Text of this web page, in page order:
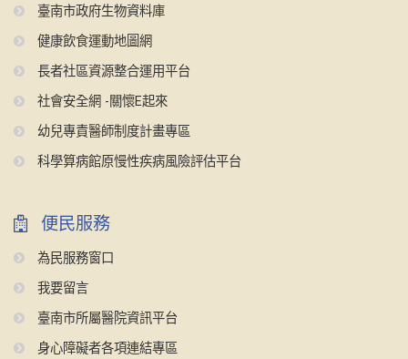
臺南市政府生物資料庫
健康飲食運動地圖網
長者社區資源整合運用平台
社會安全網 -關懷E起來
幼兒專責醫師制度計畫專區
科學算病館原慢性疾病風險評估平台
便民服務
為民服務窗口
我要留言
臺南市所屬醫院資訊平台
身心障礙者各項連結專區